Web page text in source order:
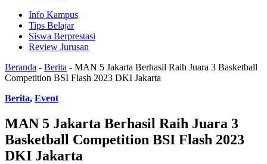
Info Kampus
Tips Belajar
Siswa Berprestasi
Review Jurusan
Beranda - Berita - MAN 5 Jakarta Berhasil Raih Juara 3 Basketball
Competition BSI Flash 2023 DKI Jakarta
Berita, Event
MAN 5 Jakarta Berhasil Raih Juara 3
Basketball Competition BSI Flash 2023
DKI Jakarta